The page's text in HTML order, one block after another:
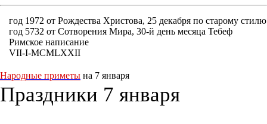
год 1972 от Рождества Христова, 25 декабря по старому стилю
год 5732 от Сотворения Мира, 30-й день месяца Тебеф
Римское написание
VII-I-MCMLXXII
Народные приметы на 7 января
Праздники 7 января